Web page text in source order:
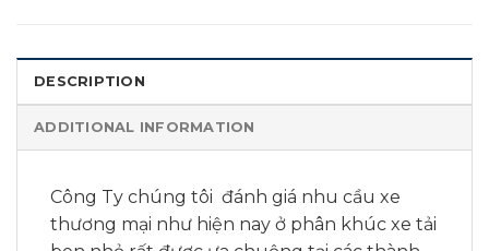
DESCRIPTION
ADDITIONAL INFORMATION
Công Ty chúng tôi đánh giá nhu cầu xe
thương mại như hiện nay ở phân khúc xe tải